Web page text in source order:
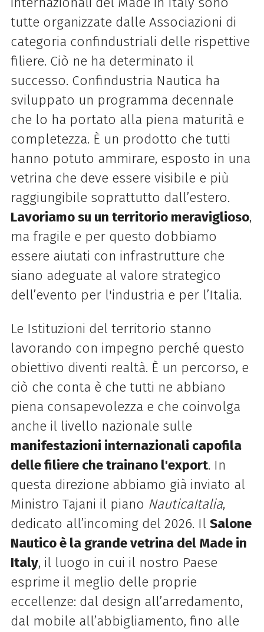
tutte organizzate dalle Associazioni di
categoria confindustriali delle rispettive
filiere. Ciò ne ha determinato il
successo. Confindustria Nautica ha
sviluppato un programma decennale
che lo ha portato alla piena maturità e
completezza. È un prodotto che tutti
hanno potuto ammirare, esposto in una
vetrina che deve essere visibile e più
raggiungibile soprattutto dall’estero.
Lavoriamo su un territorio meraviglioso,
ma fragile e per questo dobbiamo
essere aiutati con infrastrutture che
siano adeguate al valore strategico
dell’evento per l'industria e per l’Italia.
Le Istituzioni del territorio stanno
lavorando con impegno perché questo
obiettivo diventi realtà. È un percorso, e
ciò che conta è che tutti ne abbiano
piena consapevolezza e che coinvolga
anche il livello nazionale sulle
manifestazioni internazionali capofila
delle filiere che trainano l'export. In
questa direzione abbiamo già inviato al
Ministro Tajani il piano NauticaItalia,
dedicato all’incoming del 2026. Il Salone
Nautico è la grande vetrina del Made in
Italy, il luogo in cui il nostro Paese
esprime il meglio delle proprie
eccellenze: dal design all’arredamento,
dal mobile all’abbigliamento, fino alle